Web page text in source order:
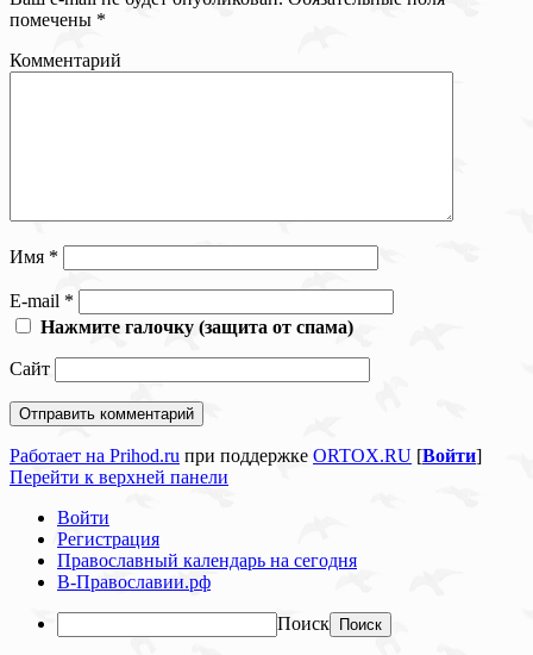
помечены *
Комментарий
Имя *
E-mail *
Нажмите галочку (защита от спама)
Сайт
Работает на Prihod.ru при поддержке ORTOX.RU [Войти]
Перейти к верхней панели
Войти
Регистрация
Православный календарь на сегодня
В-Православии.рф
Поиск